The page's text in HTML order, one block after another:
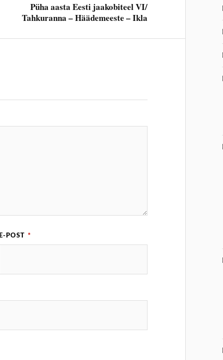
Püha aasta Eesti jaakobiteel VI/
Tahkuranna – Häädemeeste – Ikla
E-POST *